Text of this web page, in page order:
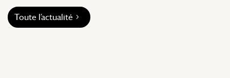
Toute l’actualité